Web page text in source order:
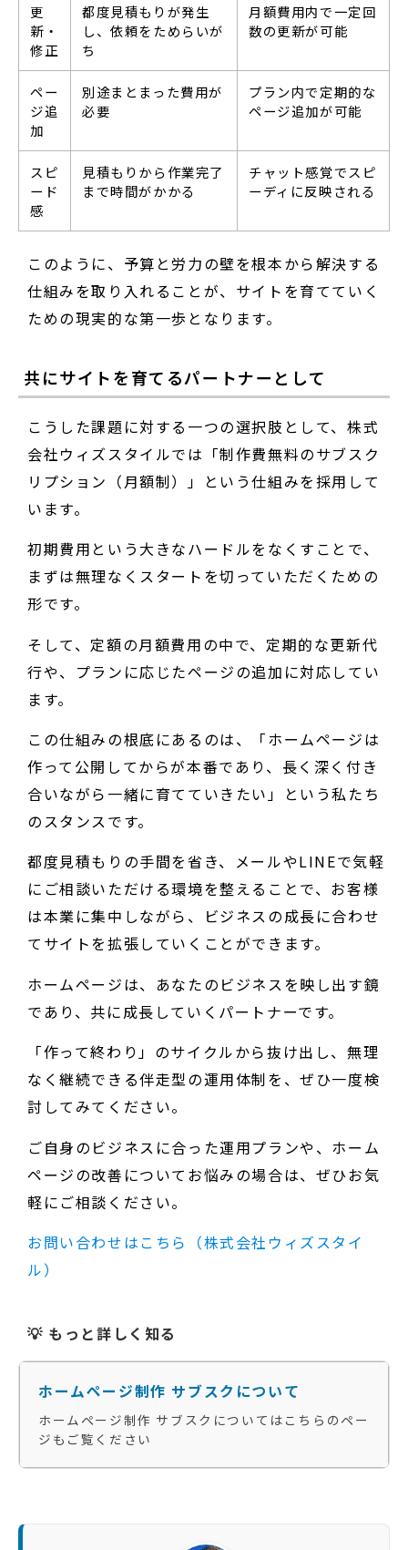
更
新・
修正
都度見積もりが発生
し、依頼をためらいが
ち
月額費用内で一定回
数の更新が可能
ペー
ジ追
加
別途まとまった費用が
必要
プラン内で定期的な
ページ追加が可能
スピ
ード
感
見積もりから作業完了
まで時間がかかる
チャット感覚でスピ
ーディに反映される
このように、予算と労力の壁を根本から解決する
仕組みを取り入れることが、サイトを育てていく
ための現実的な第一歩となります。
共にサイトを育てるパートナーとして
こうした課題に対する一つの選択肢として、株式
会社ウィズスタイルでは「制作費無料のサブスク
リプション（月額制）」という仕組みを採用して
います。
初期費用という大きなハードルをなくすことで、
まずは無理なくスタートを切っていただくための
形です。
そして、定額の月額費用の中で、定期的な更新代
行や、プランに応じたページの追加に対応してい
ます。
この仕組みの根底にあるのは、「ホームページは
作って公開してからが本番であり、長く深く付き
合いながら一緒に育てていきたい」という私たち
のスタンスです。
都度見積もりの手間を省き、メールやLINEで気軽
にご相談いただける環境を整えることで、お客様
は本業に集中しながら、ビジネスの成長に合わせ
てサイトを拡張していくことができます。
ホームページは、あなたのビジネスを映し出す鏡
であり、共に成長していくパートナーです。
「作って終わり」のサイクルから抜け出し、無理
なく継続できる伴走型の運用体制を、ぜひ一度検
討してみてください。
ご自身のビジネスに合った運用プランや、ホーム
ページの改善についてお悩みの場合は、ぜひお気
軽にご相談ください。
お問い合わせはこちら（株式会社ウィズスタイ
ル）
💡 もっと詳しく知る
ホームページ制作 サブスクについて
ホームページ制作 サブスクについてはこちらのペー
ジもご覧ください